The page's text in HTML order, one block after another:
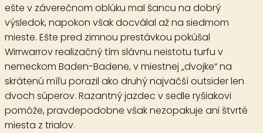
ešte v záverečnom oblúku mal šancu na dobrý
výsledok, napokon však docválal až na siedmom
mieste. Ešte pred zimnou prestávkou pokúšal
Wirrwarrov realizačný tím slávnu neistotu turfu v
nemeckom Baden-Badene, v miestnej „dvojke“ na
skrátenú míľu porazil ako druhý najväčší outsider len
dvoch súperov. Razantný jazdec v sedle ryšiakovi
pomôže, pravdepodobne však nezopakuje ani štvrté
miesta z trialov.